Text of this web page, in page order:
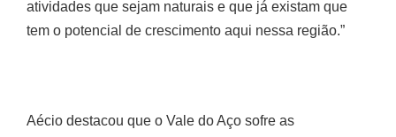
sejam naturais e que já existam que tem o potencial de
crescimento aqui nessa região.”
Aécio destacou que o Vale do Aço sofre as